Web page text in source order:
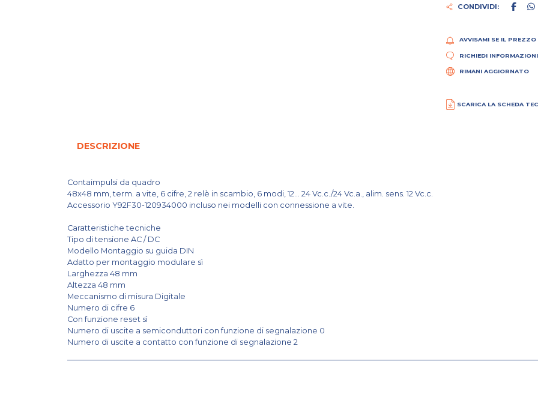
CONDIVIDI:
AVVISAMI SE IL PREZZO
RICHIEDI INFORMAZIONI
RIMANI AGGIORNATO
SCARICA LA SCHEDA
DESCRIZIONE
Contaimpulsi da quadro
48x48 mm, term. a vite, 6 cifre, 2 relè in scambio, 6 modi, 12... 24 Vc.c./24 Vc.a., alim. sens. 12 Vc.c.
Accessorio Y92F30-120934000 incluso nei modelli con connessione a vite.
Caratteristiche tecniche
Tipo di tensione AC / DC
Modello Montaggio su guida DIN
Adatto per montaggio modulare sì
Larghezza 48 mm
Altezza 48 mm
Meccanismo di misura Digitale
Numero di cifre 6
Con funzione reset sì
Numero di uscite a semiconduttori con funzione di segnalazione 0
Numero di uscite a contatto con funzione di segnalazione 2